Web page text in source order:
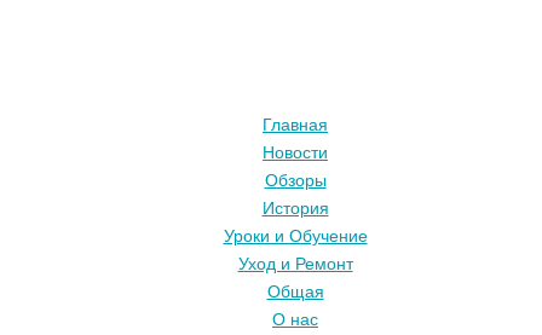
Главная
Новости
Обзоры
История
Уроки и Обучение
Уход и Ремонт
Общая
О нас